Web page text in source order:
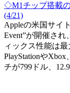
◇M1チップ搭載の
(4/21)
Appleの米国サイ
Event”が開催され
ィックス性能は
PlayStationや
チが799ドル、